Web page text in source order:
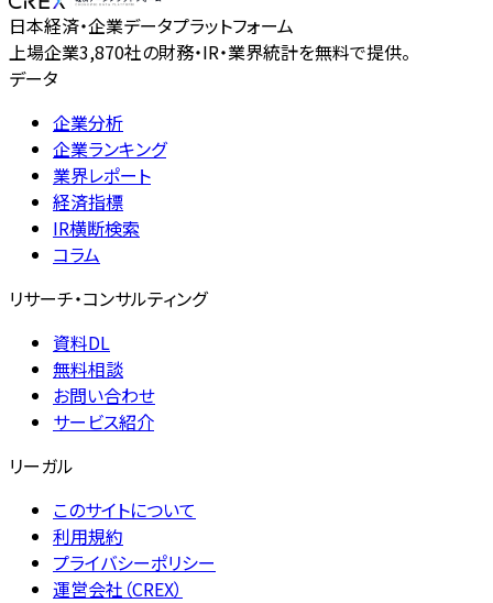
日本経済・企業データプラットフォーム
上場企業3,870社の財務・IR・業界統計を無料で提供。
データ
企業分析
企業ランキング
業界レポート
経済指標
IR横断検索
コラム
リサーチ・コンサルティング
資料DL
無料相談
お問い合わせ
サービス紹介
リーガル
このサイトについて
利用規約
プライバシーポリシー
運営会社（CREX）